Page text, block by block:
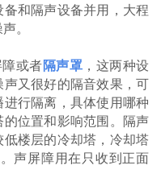
和隔声设备并用，大程
。
或者隔声罩 ，这两种设
声又很好的隔音效果，可
进行隔离，具体使用哪种
的位置和影响范围。隔声
楼层的冷却塔，冷却塔
声屏障用在只收到正面